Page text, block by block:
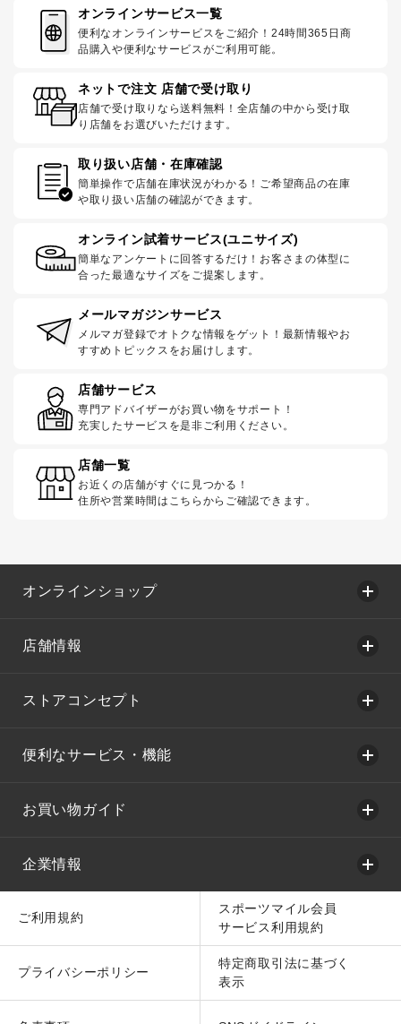
オンラインサービス一覧
便利なオンラインサービスをご紹介！24時間365日商
品購入や便利なサービスがご利用可能。
ネットで注文 店舗で受け取り
店舗で受け取りなら送料無料！全店舗の中から受け取
り店舗をお選びいただけます。
取り扱い店舗・在庫確認
簡単操作で店舗在庫状況がわかる！ご希望商品の在庫
や取り扱い店舗の確認ができます。
オンライン試着サービス(ユニサイズ)
簡単なアンケートに回答するだけ！お客さまの体型に
合った最適なサイズをご提案します。
メールマガジンサービス
メルマガ登録でオトクな情報をゲット！最新情報やお
すすめトピックスをお届けします。
店舗サービス
専門アドバイザーがお買い物をサポート！
充実したサービスを是非ご利用ください。
店舗一覧
お近くの店舗がすぐに見つかる！
住所や営業時間はこちらからご確認できます。
オンラインショップ
店舗情報
ストアコンセプト
便利なサービス・機能
お買い物ガイド
企業情報
ご利用規約
スポーツマイル会員
サービス利用規約
プライバシーポリシー
特定商取引法に基づく
表示